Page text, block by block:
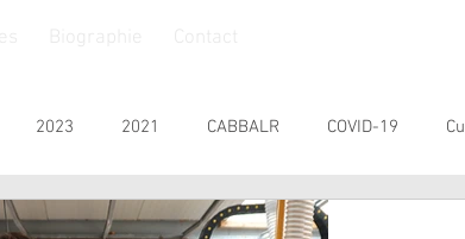
2023 2021 CABBALR COVID-19
Jeunesse Personnes Âgées